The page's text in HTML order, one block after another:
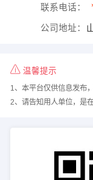
联系电话：
公司地址：
温馨提示
1、本平台仅供信息发布
2、请告知用人单位，是